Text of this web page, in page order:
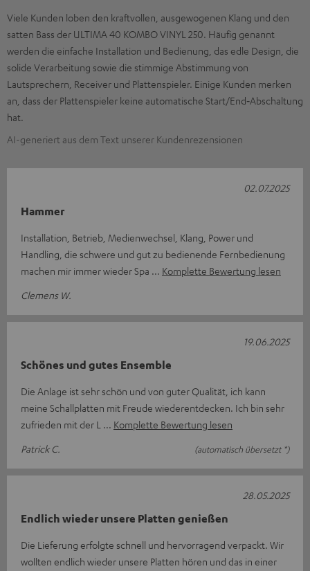
Viele Kunden loben den kraftvollen, ausgewogenen Klang und den
satten Bass der ULTIMA 40 KOMBO VINYL 250. Häufig genannt
werden die einfache Installation und Bedienung, das edle Design, die
solide Verarbeitung sowie die stimmige Abstimmung von
Lautsprechern, Receiver und Plattenspieler. Einige Kunden merken
an, dass der Plattenspieler keine automatische Start/End‑Abschaltung
hat.
AI-generiert aus dem Text unserer Kundenrezensionen
Hammer
Installation, Betrieb, Medienwechsel, Klang, Power und
Handling, die schwere und gut zu bedienende Fernbedienung
machen mir immer wieder Spa
Komplette Bewertung lesen
Clemens W.
02.07.2025
Schönes und gutes Ensemble
Die Anlage ist sehr schön und von guter Qualität, ich kann
meine Schallplatten mit Freude wiederentdecken. Ich bin sehr
zufrieden mit der L
Komplette Bewertung lesen
Patrick C.
(automatisch übersetzt *)
19.06.2025
Endlich wieder unsere Platten genießen
Die Lieferung erfolgte schnell und hervorragend verpackt. Wir
wollten endlich wieder unsere Platten hören und das in einer
28.05.2025